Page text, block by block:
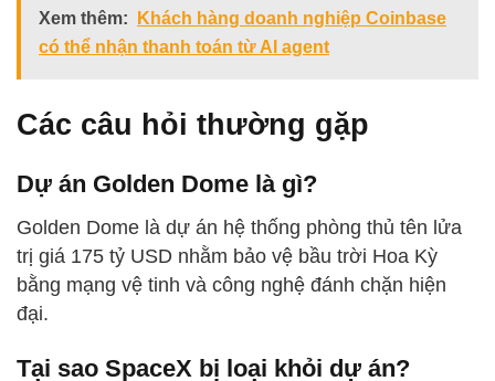
Xem thêm:
Khách hàng doanh nghiệp Coinbase
có thể nhận thanh toán từ AI agent
Các câu hỏi thường gặp
Dự án Golden Dome là gì?
Golden Dome là dự án hệ thống phòng thủ tên lửa
trị giá 175 tỷ USD nhằm bảo vệ bầu trời Hoa Kỳ
bằng mạng vệ tinh và công nghệ đánh chặn hiện
đại.
Tại sao SpaceX bị loại khỏi dự án?